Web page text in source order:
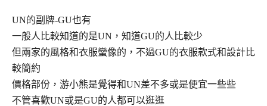
UN的副牌-GU也有
一般人比較知道的是UN，知道GU的人比較少
但兩家的風格和衣服蠻像的，不過GU的衣服款式和設計比
較簡約
價格部份，游小熊是覺得和UN差不多或是便宜一些些
不管喜歡UN或是GU的人都可以逛逛